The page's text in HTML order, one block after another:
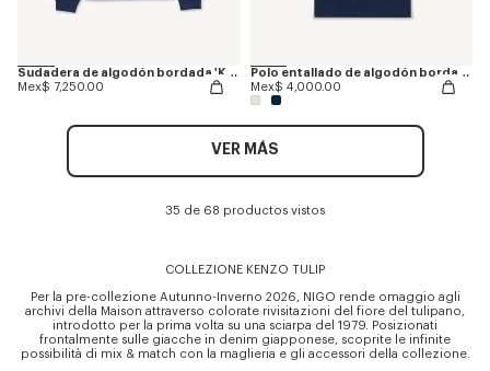
Sudadera de algodón bordada 'KENZO Tulip'
Mex$ 7,250.00
Polo entallado de algodón bordado 'KENZO Tulip'
Mex$ 4,000.00
VER MÁS
35 de 68 productos vistos
COLLEZIONE KENZO TULIP
Per la pre-collezione Autunno-Inverno 2026, NIGO rende omaggio agli
archivi della Maison attraverso colorate rivisitazioni del fiore del tulipano,
introdotto per la prima volta su una sciarpa del 1979. Posizionati
frontalmente sulle giacche in denim giapponese, scoprite le infinite
possibilità di mix & match con la maglieria e gli accessori della collezione.